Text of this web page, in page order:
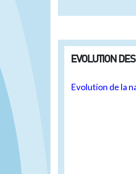
EVOLUTION
Evolution de la